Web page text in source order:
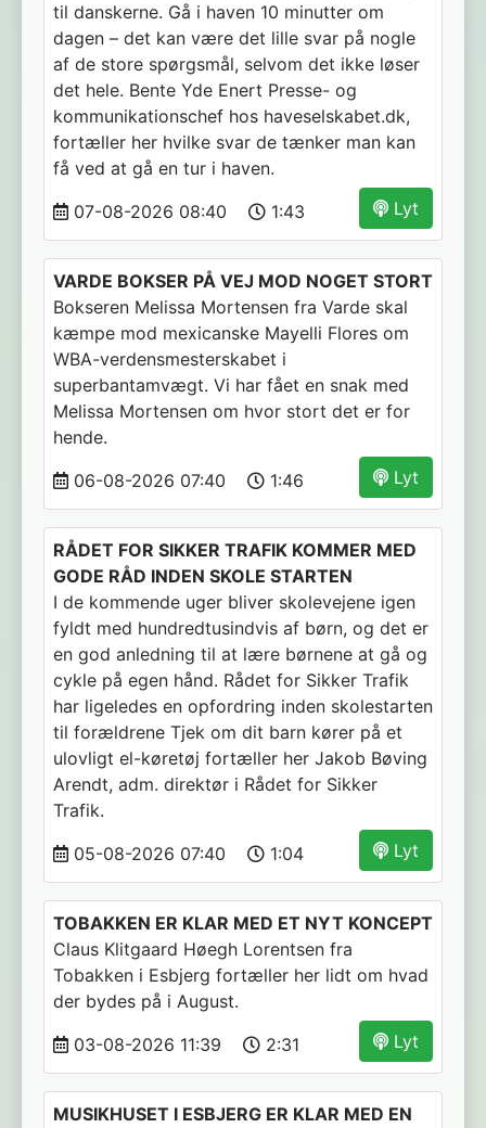
til danskerne. Gå i haven 10 minutter om
dagen – det kan være det lille svar på nogle
af de store spørgsmål, selvom det ikke løser
det hele. Bente Yde Enert Presse- og
kommunikationschef hos haveselskabet.dk,
fortæller her hvilke svar de tænker man kan
få ved at gå en tur i haven.
Lyt
07-08-2026 08:40 1:43
VARDE BOKSER PÅ VEJ MOD NOGET STORT
Bokseren Melissa Mortensen fra Varde skal
kæmpe mod mexicanske Mayelli Flores om
WBA-verdensmesterskabet i
superbantamvægt. Vi har fået en snak med
Melissa Mortensen om hvor stort det er for
hende.
Lyt
06-08-2026 07:40 1:46
RÅDET FOR SIKKER TRAFIK KOMMER MED
GODE RÅD INDEN SKOLE STARTEN
I de kommende uger bliver skolevejene igen
fyldt med hundredtusindvis af børn, og det er
en god anledning til at lære børnene at gå og
cykle på egen hånd. Rådet for Sikker Trafik
har ligeledes en opfordring inden skolestarten
til forældrene Tjek om dit barn kører på et
ulovligt el-køretøj fortæller her Jakob Bøving
Arendt, adm. direktør i Rådet for Sikker
Trafik.
Lyt
05-08-2026 07:40 1:04
TOBAKKEN ER KLAR MED ET NYT KONCEPT
Claus Klitgaard Høegh Lorentsen fra
Tobakken i Esbjerg fortæller her lidt om hvad
der bydes på i August.
Lyt
03-08-2026 11:39 2:31
MUSIKHUSET I ESBJERG ER KLAR MED EN